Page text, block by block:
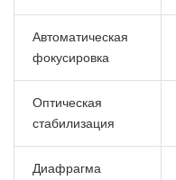
Автоматическая
фокусировка
Оптическая
стабилизация
Диафрагма